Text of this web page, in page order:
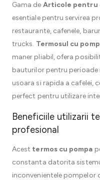
Gama de Articole pentru
esentiale pentru servirea
restaurante, cafenele,
trucks. Termosul cu
maner pliabil, ofera
bauturilor pentru
usoara si rapida a cafelei,
perfect pentru utilizare
Beneficiile utilizarii
profesional
Acest termos cu pompa
constanta datorita
inconvenientele pompelor